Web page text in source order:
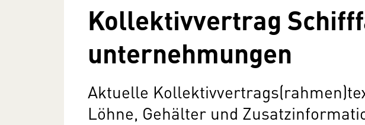
Kollektivvertrag
unternehmungen
Aktuelle
Löhne, Gehälter und